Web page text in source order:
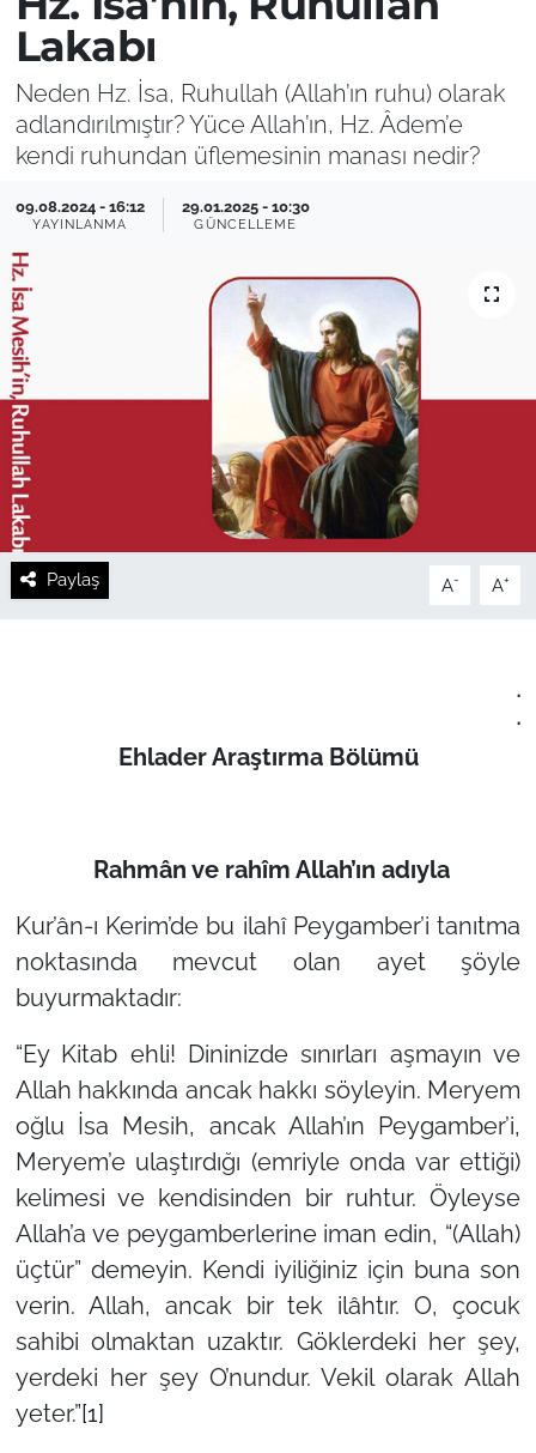
Lakabı
Neden Hz. İsa, Ruhullah (Allah’ın ruhu) olarak
adlandırılmıştır? Yüce Allah’ın, Hz. Âdem’e
kendi ruhundan üflemesinin manası nedir?
09.08.2024 - 16:12
YAYINLANMA
29.01.2025 - 10:30
GÜNCELLEME
Paylaş A- A+
.
.
Ehlader Araştırma Bölümü
Rahmân ve rahîm Allah’ın adıyla
Kur’ân-ı Kerim’de bu ilahî Peygamber’i tanıtma
noktasında mevcut olan ayet şöyle
buyurmaktadır:
“Ey Kitab ehli! Dininizde sınırları aşmayın ve
Allah hakkında ancak hakkı söyleyin. Meryem
oğlu İsa Mesih, ancak Allah’ın Peygamber’i,
Meryem’e ulaştırdığı (emriyle onda var ettiği)
kelimesi ve kendisinden bir ruhtur. Öyleyse
Allah’a ve peygamberlerine iman edin, “(Allah)
üçtür” demeyin. Kendi iyiliğiniz için buna son
verin. Allah, ancak bir tek ilâhtır. O, çocuk
sahibi olmaktan uzaktır. Göklerdeki her şey,
yerdeki her şey O’nundur. Vekil olarak Allah
yeter.”[1]